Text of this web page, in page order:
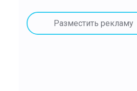
Разместить рекламу